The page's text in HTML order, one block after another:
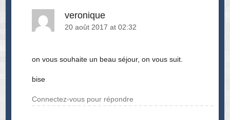
veronique
20 août 2017 at 02:32
on vous souhaite un beau séjour, on vous suit.
bise
Connectez-vous pour répondre